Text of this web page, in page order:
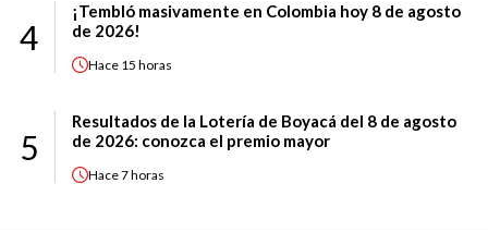
4
¡Tembló masivamente en Colombia hoy 8 de agosto
de 2026!
Hace 15 horas
5
Resultados de la Lotería de Boyacá del 8 de agosto
de 2026: conozca el premio mayor
Hace7 horas